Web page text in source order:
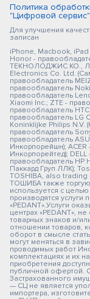
Политика
"Цифровой сервис"
Для улучшения
записан
iPhone, Macbook,
Honor -
ТЕКНОЛОДЖИС КО.,
Electronics Co. Ltd.
правообладатель
правообладатель
правообладатель
Xiaomi Inc.; ZTE -
правообладатель
правообладатель LG
Koninklijke Philips N.V.
правообладатель
правообладатель
Инкорпорейшн);
Инкорпорейтед);
правообладатель HP
Паккард Груп ЛЛК);
TOSHIBA, also
ТОШИБА также
используется с
производятся услуги
«PEDANT».Услуги
центрах «PEDANT»,
товарных знаков и/
отношении товаров,
оборот в смысле
могут меняться в
проводимых работ
комплектациях и их
приобретения
публичной офертой.
Застрахованного
— СЦ не является
импортера,